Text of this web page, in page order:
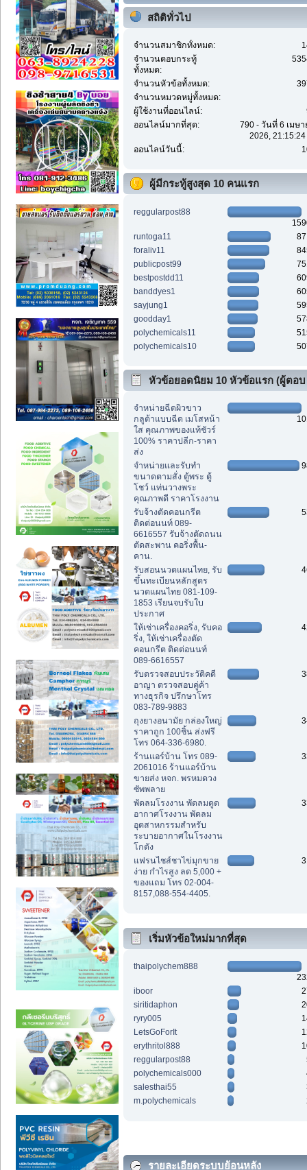
สถิติทั่วไป
จำนวนสมาชิกทั้งหมด:
จำนวนตอบกระทู้
ทั้งหมด:
จำนวนหัวข้อทั้งหมด:
จำนวนหมวดหมู่ทั้งหมด:
ผู้ใช้งานที่ออนไลน์:
ออนไลน์มากที่สุด:
790 - วันที่ 6 เมษ
2026,
ออนไลน์วันนี้:
ผู้มีกระทู้สูงสุด 10 คนแรก
reggularpost88
runtoga11
foraliv11
publicpost99
bestpostdd11
banddyes1
sayjung1
goodday1
polychemicals11
polychemicals10
หัวข้อยอดนิยม 10 หัวข้อแรก (ผู้ตอบ
สูงสุด)
จำหน่ายฉีดผิวขาว
กลูต้าแบบฉีด เมโสหน้า
ใส คุณภาพของแท้ชัวร์
100% ราคาปลีก-ราคา
ส่ง
จำหน่ายและรับทำ
ขนาดตามสั่ง ตู้พระ ตู้
โชว์ แท่นวางพระ
คุณภาพดี ราคาโรงงาน
รับจ้างตัดคอนกรีต
ติดต่อนนท์ 089-
6616557 รับจ้างตัดถนน
ตัดสะพาน คอริ่งพื้น-
คาน.
รับสอนนวดแผนไทย, รับ
ขึ้นทะเบียนหลักสูตร
นวดแผนไทย 081-109-
1853 เรียนจบรับใบ
ประกาศ
ให้เช่าเครื่องคอริ่ง, รับคอ
ริ่ง, ให้เช่าเครื่องตัด
คอนกรีต ติดต่อนนท์
089-6616557
รับตรวจสอบประวัติคดี
อาญา ตรวจสอบคู่ค้า
ทางธุรกิจ ปรึกษาโทร
083-789-9883
ถุงยางอนามัย กล่องใหญ่
ราคาถูก 100ชิ้น ส่งฟรี
โทร 064-336-6980.
ร้านแอร์บ้าน โทร 089-
2061016 ร้านแอร์บ้าน
ขายส่ง หจก. พรหมดวง
ซัพพลาย
พัดลมโรงงาน พัดลมดูด
อากาศโรงงาน พัดลม
อุตสาหกรรมสำหรับ
ระบายอากาศในโรงงาน
โกดัง
แฟรนไชส์ชาไข่มุกขาย
ง่าย กำไรสูง ลด 5,000 +
ของแถม โทร 02-004-
8157,088-554-4405.
เริ่มหัวข้อใหม่มากที่สุด
thaipolychem888
iboor
siritidaphon
ryry005
LetsGoForIt
erythritol888
reggularpost88
polychemicals000
salesthai55
m.polychemicals
รายละเอียดระบบย้อนหลัง